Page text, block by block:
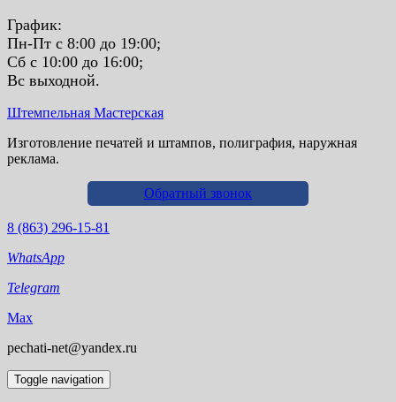
График:
Пн-Пт с 8:00 до 19:00;
Сб с 10:00 до 16:00;
Вс выходной.
Штемпельная Мастерская
Изготовление печатей и штампов, полиграфия, наружная
реклама.
Обратный звонок
8 (863) 296-15-81
WhatsApp
Telegram
Max
pechati-net@yandex.ru
Toggle navigation